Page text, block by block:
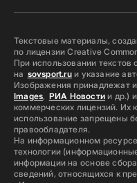
Текстовые материалы,
по лицензии Creative
При использовании текстов
на sovsport.ruи указание
Изображения принадлежат
Images, РИА Новостии др.)
коммерческих лицензий. Их
использование запрещены
правообладателя.
На информационном
технологии
информации на основе
сведений, относящихся к